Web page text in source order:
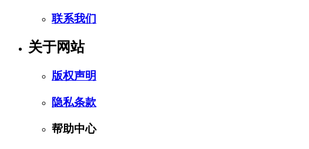
联系我们
关于网站
版权声明
隐私条款
帮助中心